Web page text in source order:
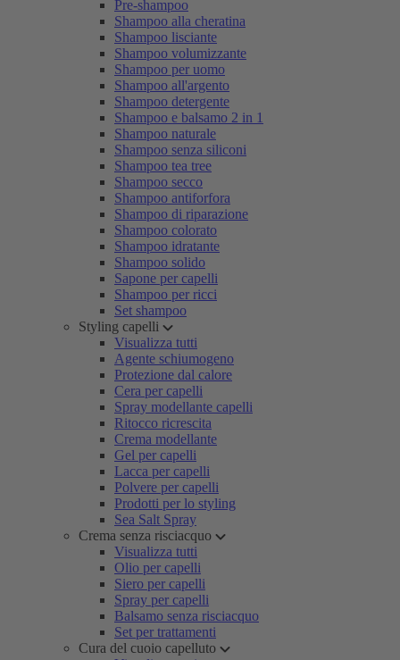
Pre-shampoo
Shampoo alla cheratina
Shampoo lisciante
Shampoo volumizzante
Shampoo per uomo
Shampoo all'argento
Shampoo detergente
Shampoo e balsamo 2 in 1
Shampoo naturale
Shampoo senza siliconi
Shampoo tea tree
Shampoo secco
Shampoo antiforfora
Shampoo di riparazione
Shampoo colorato
Shampoo idratante
Shampoo solido
Sapone per capelli
Shampoo per ricci
Set shampoo
Styling capelli
Visualizza tutti
Agente schiumogeno
Protezione dal calore
Cera per capelli
Spray modellante capelli
Ritocco ricrescita
Crema modellante
Gel per capelli
Lacca per capelli
Polvere per capelli
Prodotti per lo styling
Sea Salt Spray
Crema senza risciacquo
Visualizza tutti
Olio per capelli
Siero per capelli
Spray per capelli
Balsamo senza risciacquo
Set per trattamenti
Cura del cuoio capelluto